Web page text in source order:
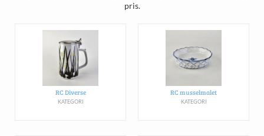
pris.
RC Diverse
KATEGORI
RC musselmalet
KATEGORI